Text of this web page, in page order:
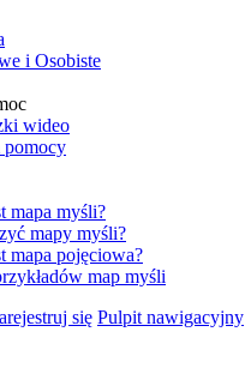
i Osobiste
wideo
pomocy
mapa myśli?
mapy myśli?
mapa pojęciowa?
map myśli
się Pulpit nawigacyjny